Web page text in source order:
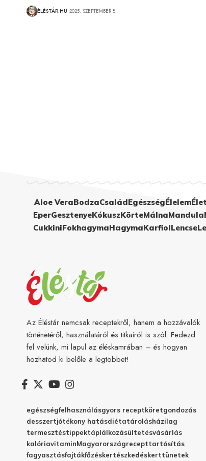
ÉLÉSTÁR.HU 2025. SZEPTEMBER 8.
Aloe VeraBodzaCsaládEgészségÉlelem
EperGesztenyeKókuszKörteMálnaMandula
CukkiniFokhagymaHagymaKarfiolLencse
Az Éléstár nemcsak receptekről, hanem a hozzávalók
történetéről, használatáról és titkairól is szól. Fedezd
fel velünk, mi lapul az éléskamrában – és hogyan
hozhatod ki belőle a legtöbbet!
egészségfelhasználásgyors receptköretgondozás
desszertjótékony hatásdiétatárolásházilag
termesztéstippektáplálkozásültetésvásárlás
kalóriavitaminMagyarországrecepttartósítás
fagyasztásfajtákfőzéskertészkedéskerttünetek